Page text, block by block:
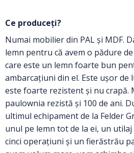
Ce produceți?
Numai mobilier din PAL și MDF.
lemn pentru că avem o pădure
care este un lemn foarte bun
ambarcațiuni din el. Este ușor de
este foarte rezistent și nu crapă.
paulownia rezistă și 100 de ani.
ultimul echipament de la Felder
unul pe lemn tot de la ei, un
cinci operațiuni și un fierăstrău